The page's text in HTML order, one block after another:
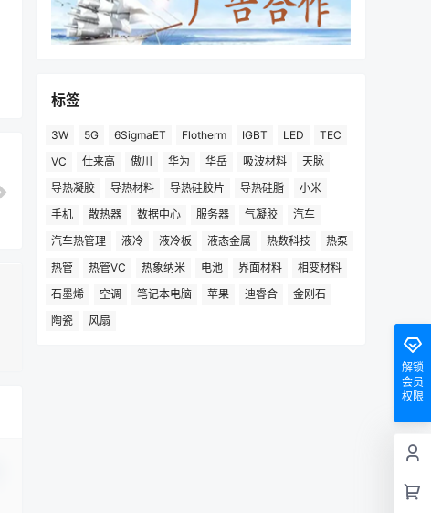
标签
3W 5G 6SigmaET Flotherm IGBT LED
TEC
VC
仕来高 傲川 华为 华岳 吸波材料
天脉
导热凝胶
导热材料 导热硅胶片 导热硅脂
小米
手机
散热器 数据中心 服务器 气凝胶
汽车
汽车热管理
液冷 液冷板 液态金属 热数科技
热泵
热管
热管VC 热象纳米 电池 界面材料
相变材料
石墨烯
空调 笔记本电脑 苹果 迪睿合
金刚石
陶瓷
风扇
解锁
会员
权限